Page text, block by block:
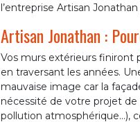
l’entreprise Artisan
Artisan Jonathan :
Vos murs extérieurs finiront
en traversant les années.
mauvaise image car la
nécessité de votre projet de
pollution atmosphérique…),